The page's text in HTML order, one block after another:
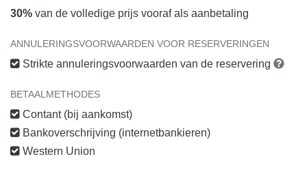
30% van de volledige prijs vooraf als aanbetaling
ANNULERINGSVOORWAARDEN VOOR RESERVERINGEN
Strikte annuleringsvoorwaarden van de reservering
BETAALMETHODES
Contant (bij aankomst)
Bankoverschrijving (internetbankieren)
Western Union